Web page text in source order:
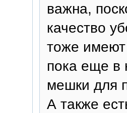
важна,
качество
тоже
пока еще в
мешки для
А также